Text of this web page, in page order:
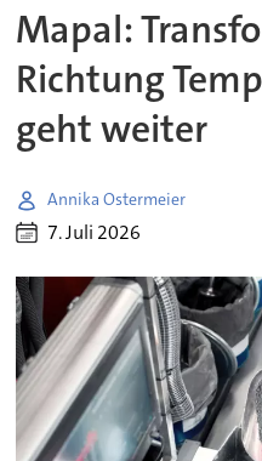
Mapal:
Richtung
geht weiter
Annika Ostermeier
7. Juli 2026